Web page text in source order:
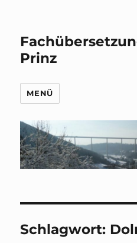
Prinz
MENÜ
Schlagwort: